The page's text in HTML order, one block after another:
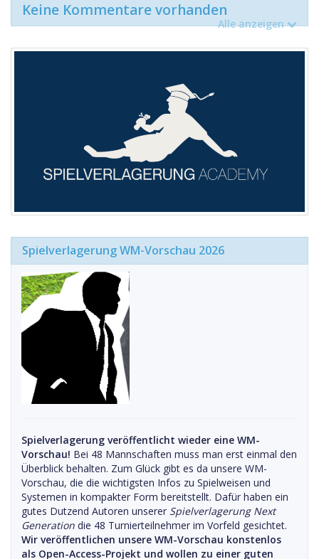
Keine Kommentare vorhanden
Alle anzeigen
Spielverlagerung WM-Vorschau 2026
Spielverlagerung veröffentlicht wieder eine WM-
Vorschau! Bei 48 Mannschaften muss man erst einmal den
Überblick behalten. Zum Glück gibt es da unsere WM-
Vorschau, die die wichtigsten Infos zu Spielweisen und
Systemen in kompakter Form bereitstellt. Dafür haben ein
gutes Dutzend Autoren unserer Spielverlagerung Next
Generation die 48 Turnierteilnehmer im Vorfeld gesichtet.
Wir veröffentlichen unsere WM-Vorschau konstenlos
als Open-Access-Projekt und wollen zu einer guten